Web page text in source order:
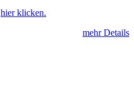
hier klicken.
mehr Details